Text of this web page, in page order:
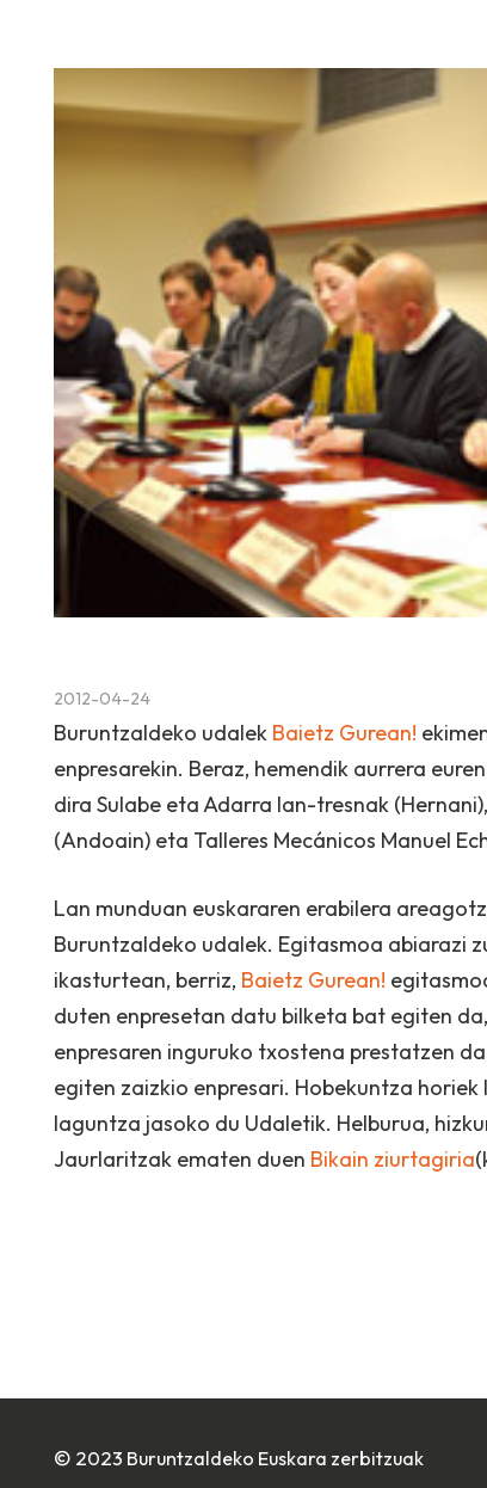
2012-04-24
Buruntzaldeko udalek Baietz Gurean!
enpresarekin. Beraz, hemendik aurrera
dira Sulabe eta Adarra lan-tresnak
(Andoain) eta Talleres Mecánicos Manuel
Lan munduan euskararen erabilera
Buruntzaldeko udalek. Egitasmoa abiarazi
ikasturtean, berriz, Baietz Gurean!
duten enpresetan datu bilketa bat egiten
enpresaren inguruko txostena prestatzen
egiten zaizkio enpresari. Hobekuntza
laguntza jasoko du Udaletik. Helburua,
Jaurlaritzak ematen duen Bikain ziurtagiria
© 2023 Buruntzaldeko Euskara zerbitzuak